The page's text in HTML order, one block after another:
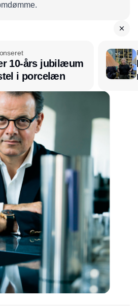
10-års jubilæum
i porcelæn